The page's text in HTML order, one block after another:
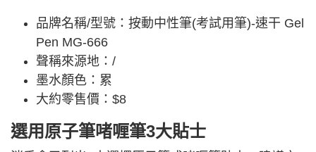
品牌名稱/型號：按動中性筆(考試用筆)-速干 Gel
Pen MG-666
聲稱來源地：/
墨水顏色：累
大約零售價：$8
選用原子筆啫喱筆3大貼士